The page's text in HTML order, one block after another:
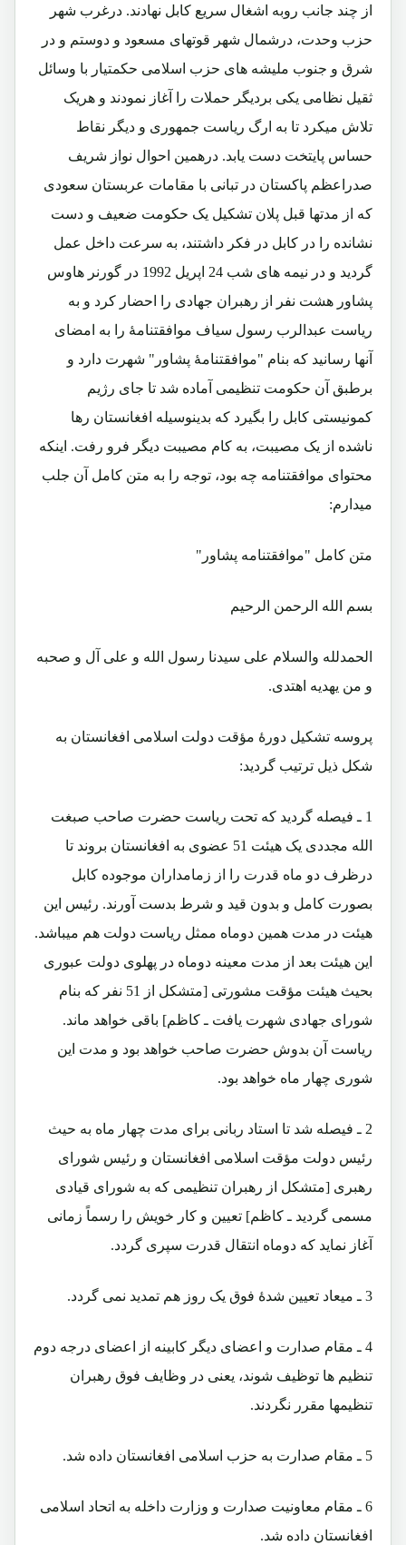
از چند جانب روبه اشغال سریع کابل نهادند. درغرب شهر
حزب وحدت، درشمال شهر قوتهای مسعود و دوستم و در
شرق و جنوب ملیشه های حزب اسلامی حکمتیار با وسائل
ثقیل نظامی یکی بردیگر حملات را آغاز نمودند و هریک
تلاش میکرد تا به ارگ ریاست جمهوری و دیگر نقاط
حساس پایتخت دست یابد. درهمین احوال نواز شریف
صدراعظم پاکستان در تبانی با مقامات عربستان سعودی
که از مدتها قبل پلان تشکیل یک حکومت ضعیف و دست
نشانده را در کابل در فکر داشتند، به سرعت داخل عمل
گردید و در نیمه های شب 24 اپریل 1992 در گورنر هاوس
پشاور هشت نفر از رهبران جهادی را احضار کرد و به
ریاست عبدالرب رسول سیاف موافقتنامۀ را به امضای
آنها رسانید که بنام "موافقتنامۀ پشاور" شهرت دارد و
برطبق آن حکومت تنظیمی آماده شد تا جای رژیم
کمونیستی کابل را بگیرد که بدینوسیله افغانستان رها
ناشده از یک مصیبت، به کام مصیبت دیگر فرو رفت. اینکه
محتوای موافقتنامه چه بود، توجه را به متن کامل آن جلب
میدارم:
متن کامل "موافقتنامه پشاور"
بسم الله الرحمن الرحیم
الحمدلله والسلام علی سیدنا رسول الله و علی آل و صحبه
و من یهدیه اهتدی.
پروسه تشکیل دورۀ مؤقت دولت اسلامی افغانستان به
شکل ذیل ترتیب گردید:
1 ـ فیصله گردید که تحت ریاست حضرت صاحب صبغت
الله مجددی یک هیئت 51 عضوی به افغانستان بروند تا
درظرف دو ماه قدرت را از زمامداران موجوده کابل
بصورت کامل و بدون قید و شرط بدست آورند. رئیس این
هیئت در مدت همین دوماه ممثل ریاست دولت هم میباشد.
این هیئت بعد از مدت معینه دوماه در پهلوی دولت عبوری
بحیث هیئت مؤقت مشورتی [متشکل از 51 نفر که بنام
شورای جهادی شهرت یافت ـ کاظم] باقی خواهد ماند.
ریاست آن بدوش حضرت صاحب خواهد بود و مدت این
شوری چهار ماه خواهد بود.
2 ـ فیصله شد تا استاد ربانی برای مدت چهار ماه به حیث
رئیس دولت مؤقت اسلامی افغانستان و رئیس شورای
رهبری [متشکل از رهبران تنظیمی که به شورای قیادی
مسمی گردید ـ کاظم] تعیین و کار خویش را رسماً زمانی
آغاز نماید که دوماه انتقال قدرت سپری گردد.
3 ـ میعاد تعیین شدۀ فوق یک روز هم تمدید نمی گردد.
4 ـ مقام صدارت و اعضای دیگر کابینه از اعضای درجه دوم
تنظیم ها توظیف شوند، یعنی در وظایف فوق رهبران
تنظیمها مقرر نگردند.
5 ـ مقام صدارت به حزب اسلامی افغانستان داده شد.
6 ـ مقام معاونیت صدارت و وزارت داخله به اتحاد اسلامی
افغانستان داده شد.